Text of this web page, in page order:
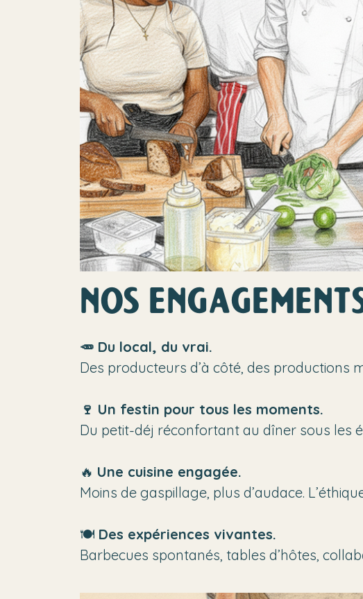
nos
🥕 Du local, du vrai.
Des producteurs d’à côté, des productions
🍷 Un festin pour tous les moments.
Du petit-déj réconfortant au dîner sous les
🔥 Une cuisine engagée.
Moins de gaspillage, plus d’audace.
🍽️ Des expériences vivantes.
Barbecues spontanés, tables d’hôtes,